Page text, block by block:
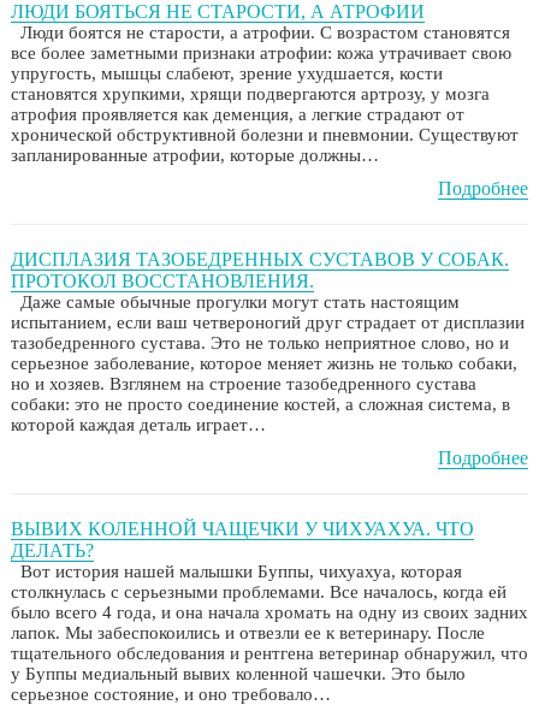
ЛЮДИ БОЯТЬСЯ НЕ СТАРОСТИ, А АТРОФИИ
Люди боятся не старости, а атрофии. С возрастом становятся
все более заметными признаки атрофии: кожа утрачивает свою
упругость, мышцы слабеют, зрение ухудшается, кости
становятся хрупкими, хрящи подвергаются артрозу, у мозга
атрофия проявляется как деменция, а легкие страдают от
хронической обструктивной болезни и пневмонии. Существуют
запланированные атрофии, которые должны…
Подробнее
ДИСПЛАЗИЯ ТАЗОБЕДРЕННЫХ СУСТАВОВ У СОБАК.
ПРОТОКОЛ ВОССТАНОВЛЕНИЯ.
Даже самые обычные прогулки могут стать настоящим
испытанием, если ваш четвероногий друг страдает от дисплазии
тазобедренного сустава. Это не только неприятное слово, но и
серьезное заболевание, которое меняет жизнь не только собаки,
но и хозяев. Взглянем на строение тазобедренного сустава
собаки: это не просто соединение костей, а сложная система, в
которой каждая деталь играет…
Подробнее
ВЫВИХ КОЛЕННОЙ ЧАЩЕЧКИ У ЧИХУАХУА. ЧТО
ДЕЛАТЬ?
Вот история нашей малышки Буппы, чихуахуа, которая
столкнулась с серьезными проблемами. Все началось, когда ей
было всего 4 года, и она начала хромать на одну из своих задних
лапок. Мы забеспокоились и отвезли ее к ветеринару. После
тщательного обследования и рентгена ветеринар обнаружил, что
у Буппы медиальный вывих коленной чашечки. Это было
серьезное состояние, и оно требовало…